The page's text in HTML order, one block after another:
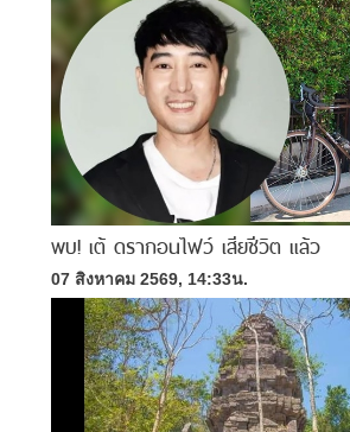
พบ! เต้ ดรากอนไฟว์ เสียชีวิต แล้ว
07 สิงหาคม 2569, 14:33น.